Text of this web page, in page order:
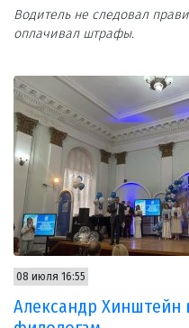
Водитель не следовал
оплачивал штрафы.
08 июля 16:55
Александр Хинштейн